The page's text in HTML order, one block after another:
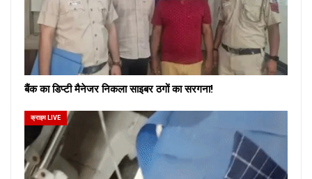
बैंक का डिप्टी मैनेजर निकला साइबर ठगों का सरगना!
क्राइम LIVE